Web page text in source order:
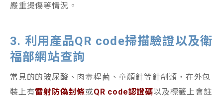
嚴重燙傷等情況。
3. 利用產品QR code掃描驗證以及衛
福部網站查詢
常見的的玻尿酸、肉毒桿菌、童顏針等針劑類，在外包
裝上有雷射防偽封條或QR code認證碼以及標籤上會註